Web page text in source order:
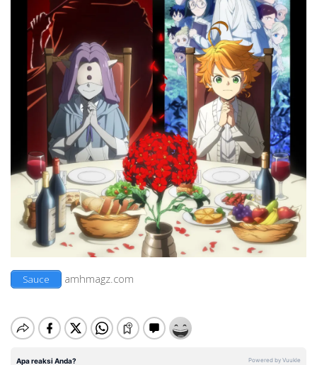
Sauce amhmagz.com